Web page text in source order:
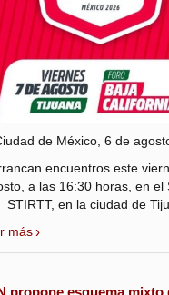
de México, 6 de
encuentros este
a las 16:30 horas, en el
STIRTT, en la ciudad de
más
propone esquema mixto